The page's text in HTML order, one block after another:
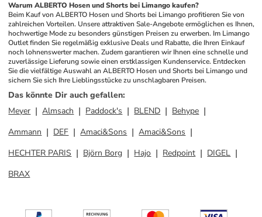
Warum ALBERTO Hosen und Shorts bei Limango kaufen?
Beim Kauf von ALBERTO Hosen und Shorts bei Limango profitieren Sie von
zahlreichen Vorteilen. Unsere attraktiven Sale-Angebote ermöglichen es Ihnen,
hochwertige Mode zu besonders günstigen Preisen zu erwerben. Im Limango
Outlet finden Sie regelmäßig exklusive Deals und Rabatte, die Ihren Einkauf
noch lohnenswerter machen. Zudem garantieren wir Ihnen eine schnelle und
zuverlässige Lieferung sowie einen erstklassigen Kundenservice. Entdecken
Sie die vielfältige Auswahl an ALBERTO Hosen und Shorts bei Limango und
sichern Sie sich Ihre Lieblingsstücke zu unschlagbaren Preisen.
Das könnte Dir auch gefallen:
Meyer
Almsach Paddock's BLEND
Behype
Ammann
DEF Amaci&Sons
Amaci&Sons
HECHTER PARIS
Björn Borg Hajo Redpoint
DIGEL
BRAX